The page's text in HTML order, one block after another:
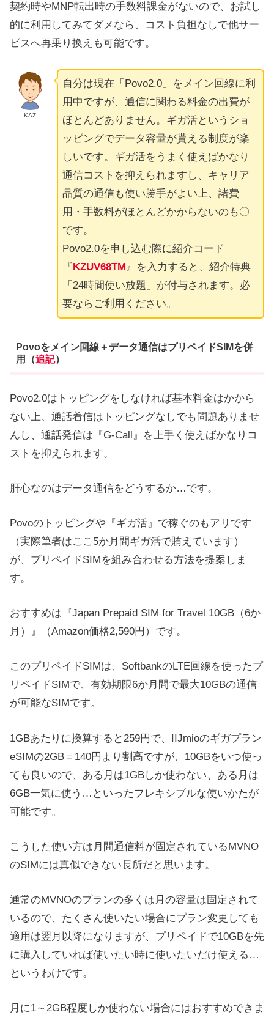
契約時やMNP転出時の手数料課金がないので、お試し
的に利用してみてダメなら、コスト負担なしで他サー
ビスへ再乗り換えも可能です。
KAZ
自分は現在「Povo2.0」をメイン回線に利
用中ですが、通信に関わる料金の出費が
ほとんどありません。ギガ活というショ
ッピングでデータ容量が貰える制度が楽
しいです。ギガ活をうまく使えばかなり
通信コストを抑えられますし、キャリア
品質の通信も使い勝手がよい上、諸費
用・手数料がほとんどかからないのも〇
です。
Povo2.0を申し込む際に紹介コード
『 KZUV68TM 』を入力すると、紹介特典
「24時間使い放題」が付与されます。必
要ならご利用ください。
Povoをメイン回線＋データ通信はプリペイドSIMを併
用（追記）
Povo2.0はトッピングをしなければ基本料金はかから
ない上、通話着信はトッピングなしでも問題ありませ
んし、通話発信は『G-Call』を上手く使えばかなりコ
ストを抑えられます。
肝心なのはデータ通信をどうするか…です。
Povoのトッピングや『ギガ活』で稼ぐのもアリです
（実際筆者はここ5か月間ギガ活で賄えています）
が、プリペイドSIMを組み合わせる方法を提案しま
す。
おすすめは『Japan Prepaid SIM for Travel 10GB（6か
月）』（Amazon価格2,590円）です。
このプリペイドSIMは、SoftbankのLTE回線を使ったプ
リペイドSIMで、有効期限6か月間で最大10GBの通信
が可能なSIMです。
1GBあたりに換算すると259円で、IIJmioのギガプラン
eSIMの2GB＝140円より割高ですが、10GBをいつ使っ
ても良いので、ある月は1GBしか使わない、ある月は
6GB一気に使う…といったフレキシブルな使いかたが
可能です。
こうした使い方は月間通信料が固定されているMVNO
のSIMには真似できない長所だと思います。
通常のMVNOのプランの多くは月の容量は固定されて
いるので、たくさん使いたい場合にプラン変更しても
適用は翌月以降になりますが、プリペイドで10GBを先
に購入していれば使いたい時に使いたいだけ使える…
というわけです。
月に1～2GB程度しか使わない場合にはおすすめできま